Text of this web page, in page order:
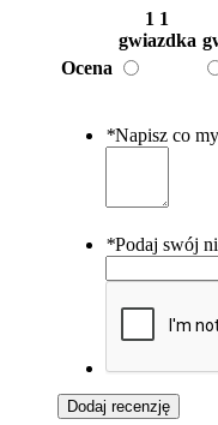
1 1
gwiazdka
Ocena
*Napisz co
*Podaj swój
Dodaj recenzję